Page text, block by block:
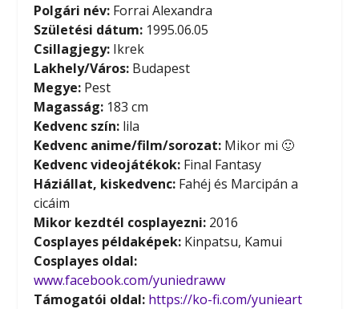
Polgári név: Forrai Alexandra
Születési dátum: 1995.06.05
Csillagjegy: Ikrek
Lakhely/Város: Budapest
Megye: Pest
Magasság: 183 cm
Kedvenc szín: lila
Kedvenc anime/film/sorozat: Mikor mi 🙂
Kedvenc videojátékok: Final Fantasy
Háziállat, kiskedvenc: Fahéj és Marcipán a
cicáim
Mikor kezdtél cosplayezni: 2016
Cosplayes példaképek: Kinpatsu, Kamui
Cosplayes oldal:
www.facebook.com/yuniedraww
Támogatói oldal: https://ko-fi.com/yunieart